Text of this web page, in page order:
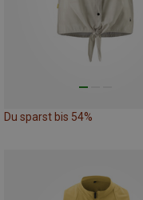
Du sparst bis 54%